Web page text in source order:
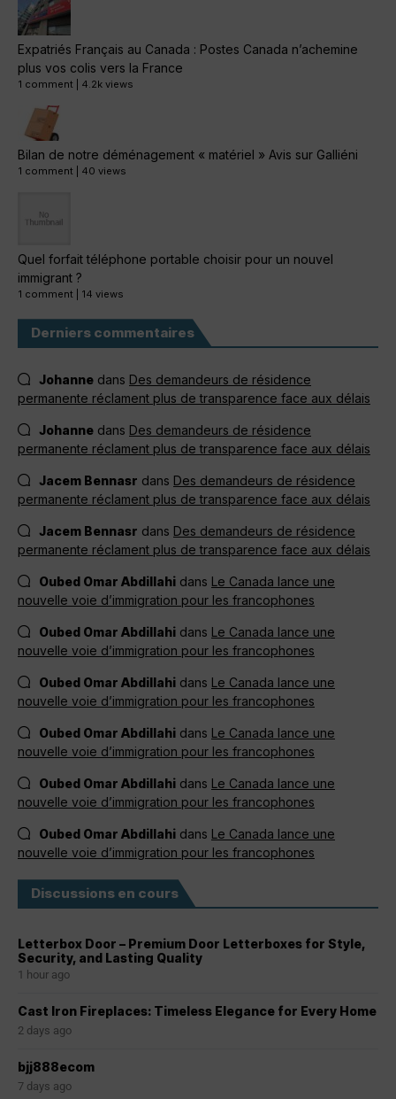
Expatriés Français au Canada : Postes Canada n’achemine
plus vos colis vers la France
1 comment 4.2k views
Bilan de notre déménagement « matériel » Avis sur Galliéni
1 comment 40 views
Quel forfait téléphone portable choisir pour un nouvel
immigrant ?
1 comment 14 views
Derniers commentaires
Johanne dans Des demandeurs de résidence
permanente réclament plus de transparence face aux délais
Johanne dans Des demandeurs de résidence
permanente réclament plus de transparence face aux délais
Jacem Bennasr dans Des demandeurs de résidence
permanente réclament plus de transparence face aux délais
Jacem Bennasr dans Des demandeurs de résidence
permanente réclament plus de transparence face aux délais
Oubed Omar Abdillahi dans Le Canada lance une
nouvelle voie d’immigration pour les francophones
Oubed Omar Abdillahi dans Le Canada lance une
nouvelle voie d’immigration pour les francophones
Oubed Omar Abdillahi dans Le Canada lance une
nouvelle voie d’immigration pour les francophones
Oubed Omar Abdillahi dans Le Canada lance une
nouvelle voie d’immigration pour les francophones
Oubed Omar Abdillahi dans Le Canada lance une
nouvelle voie d’immigration pour les francophones
Oubed Omar Abdillahi dans Le Canada lance une
nouvelle voie d’immigration pour les francophones
Discussions en cours
Letterbox Door – Premium Door Letterboxes for Style,
Security, and Lasting Quality
1 hour ago
Cast Iron Fireplaces: Timeless Elegance for Every Home
2 days ago
bjj888ecom
7 days ago